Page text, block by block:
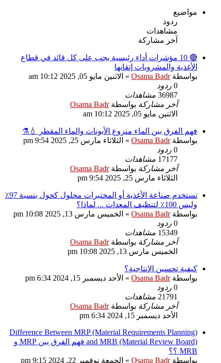
مواضيع
ردود
مشاهدات
آخر مشاركة
🔴 10 مؤشرات أداء رئيسية يجب على كل قائد في قطاع
الأغذية والمشروبات إتقانها
بواسطةOsama Badr
» الاثنين مايو 05, 2025 10:12 am
0 ردود
36987 مشاهدات
آخر مشاركة بواسطةOsama Badr
الاثنين مايو 05, 2025 10:12 am
فهم الفرق بين الماء منزوع الأيونات والماء المقطر 💧⚗️
بواسطةOsama Badr
» الثلاثاء مارس 25, 2025 9:54 pm
0 ردود
17177 مشاهدات
آخر مشاركة بواسطةOsama Badr
الثلاثاء مارس 25, 2025 9:54 pm
تستخدم صناعة الأغذية أو المختبرات محلول كحول بنسبة 97٪
وليس 100٪ لتنظيف المعدات ... لماذا؟
بواسطةOsama Badr
» الخميس مارس 13, 2025 10:08 pm
0 ردود
15349 مشاهدات
آخر مشاركة بواسطةOsama Badr
الخميس مارس 13, 2025 10:08 pm
كيفية تحسين الإنتاجية؟
بواسطةOsama Badr
» الأحد ديسمبر 15, 2024 6:34 pm
0 ردود
21791 مشاهدات
آخر مشاركة بواسطةOsama Badr
الأحد ديسمبر 15, 2024 6:34 pm
Difference Between MRP (Material Requirements Planning)
and MRB (Material Review Board) فهم الفرق بين MRP و
MRB ؟؟
بواسطةOsama Badr
» الجمعة نوفمبر 22, 2024 9:15 pm